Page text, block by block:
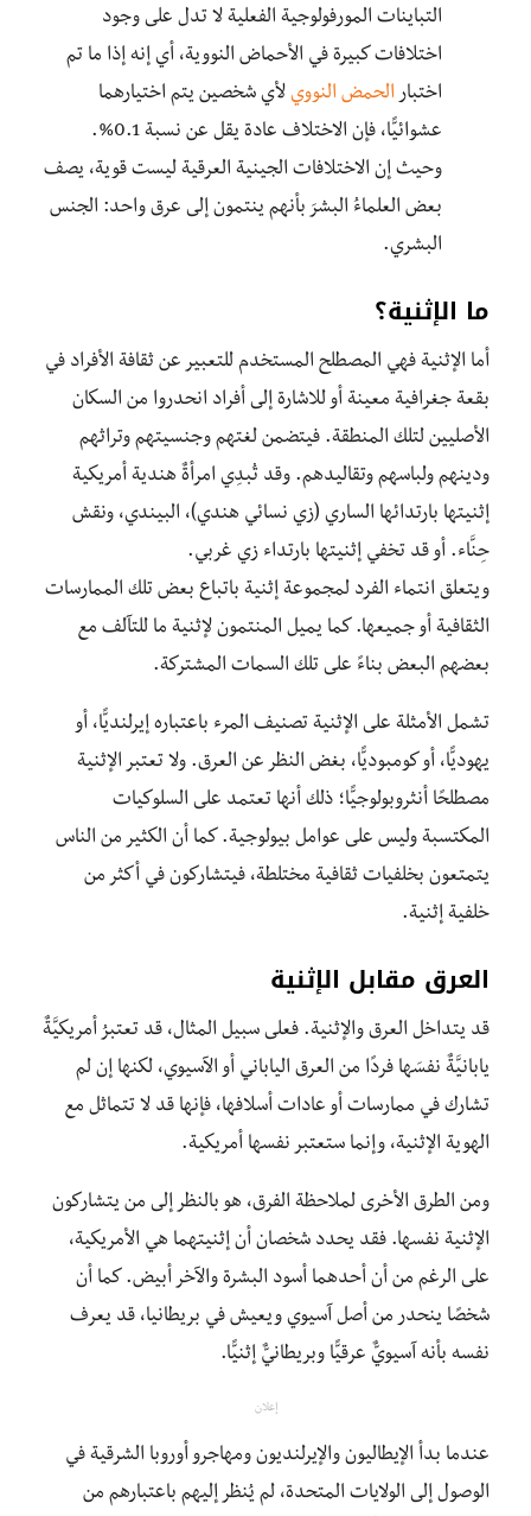
التباينات المورفولوجية الفعلية لا تدل على وجود
اختلافات كبيرة في الأحماض النووية، أي إنه إذا ما تم
اختبار الحمض النووي لأي شخصين يتم اختيارهما
عشوائيًّا، فإن الاختلاف عادة يقل عن نسبة 0.1%.
وحيث إن الاختلافات الجينية العرقية ليست قوية، يصف
بعض العلماءُ البشرَ بأنهم ينتمون إلى عرق واحد: الجنس
البشري.
ما الإثنية؟
أما الإثنية فهي المصطلح المستخدم للتعبير عن ثقافة الأفراد في
بقعة جغرافية معينة أو للاشارة إلى أفراد انحدروا من السكان
الأصليين لتلك المنطقة. فيتضمن لغتهم وجنسيتهم وتراثهم
ودينهم ولباسهم وتقاليدهم. وقد تُبدِي امرأةٌ هندية أمريكية
إثنيتها بارتدائها الساري (زي نسائي هندي)، البيندي، ونقش
حِنَّاء. أو قد تخفي إثنيتها بارتداء زي غربي.
ويتعلق انتماء الفرد لمجموعة إثنية باتباع بعض تلك الممارسات
الثقافية أو جميعها. كما يميل المنتمون لإثنية ما للتآلف مع
بعضهم البعض بناءً على تلك السمات المشتركة.
تشمل الأمثلة على الإثنية تصنيف المرء باعتباره إيرلنديًّا، أو
يهوديًّا، أو كومبوديًّا، بغض النظر عن العرق. ولا تعتبر الإثنية
مصطلحًا أنثروبولوجيًّا؛ ذلك أنها تعتمد على السلوكيات
المكتسبة وليس على عوامل بيولوجية. كما أن الكثير من الناس
يتمتعون بخلفيات ثقافية مختلطة، فيتشاركون في أكثر من
خلفية إثنية.
العرق مقابل الإثنية
قد يتداخل العرق والإثنية. فعلى سبيل المثال، قد تعتبرُ أمريكيَّةٌ
يابانيَّةٌ نفسَها فردًا من العرق الياباني أو الآسيوي، لكنها إن لم
تشارك في ممارسات أو عادات أسلافها، فإنها قد لا تتماثل مع
الهوية الإثنية، وإنما ستعتبر نفسها أمريكية.
ومن الطرق الأخرى لملاحظة الفرق، هو بالنظر إلى من يتشاركون
الإثنية نفسها. فقد يحدد شخصان أن إثنيتهما هي الأمريكية،
على الرغم من أن أحدهما أسود البشرة والآخر أبيض. كما أن
شخصًا ينحدر من أصل آسيوي ويعيش في بريطانيا، قد يعرف
نفسه بأنه آسيويٌّ عرقيًّا وبريطانيٌّ إثنيًّا.
إعلان
عندما بدأ الإيطاليون والإيرلنديون ومهاجرو أوروبا الشرقية في
الوصول إلى الولايات المتحدة، لم يُنظر إليهم باعتبارهم من